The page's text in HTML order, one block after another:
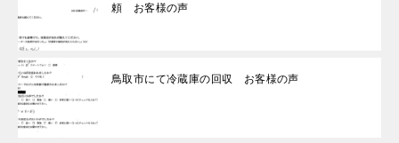
頼 お客様の声
鳥取市にて冷蔵庫の回収 お客様の声